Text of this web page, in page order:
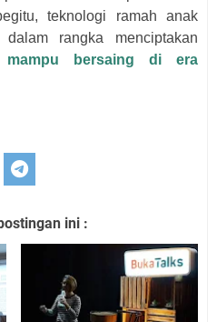
teknologi ramah anak
rangka menciptakan
mampu bersaing di era
ini :